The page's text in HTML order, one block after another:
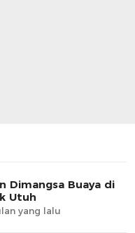
Dimangsa Buaya di
Utuh
yang lalu